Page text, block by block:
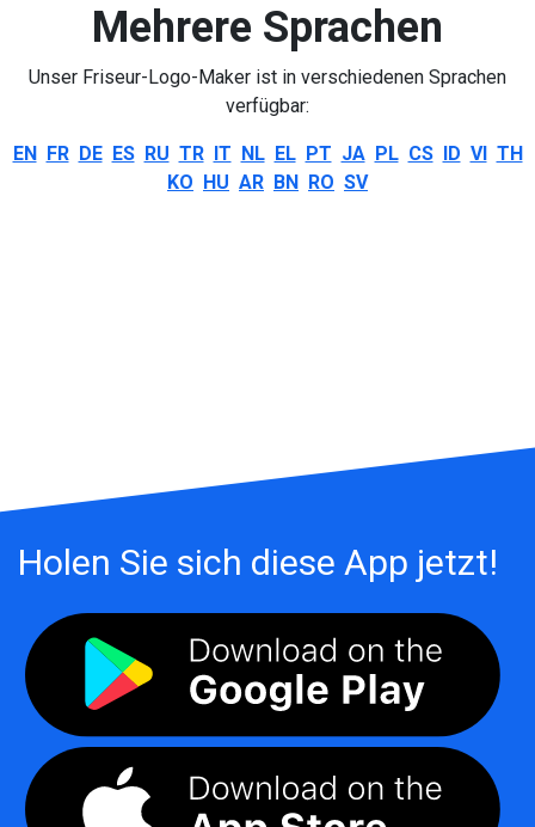
Mehrere Sprachen
Unser Friseur-Logo-Maker ist in verschiedenen Sprachen
verfügbar:
EN FR DE ES RU TR IT NL EL PT JA PL CS ID VI TH
KO HU AR BN RO SV
Holen Sie sich diese App jetzt!